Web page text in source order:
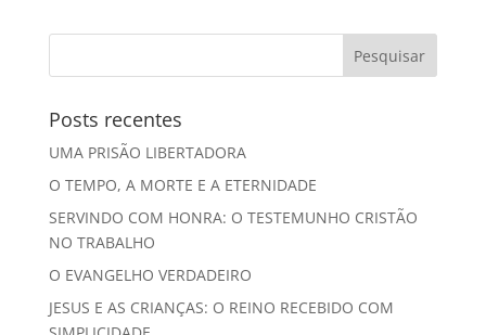
Posts recentes
UMA PRISÃO LIBERTADORA
O TEMPO, A MORTE E A ETERNIDADE
SERVINDO COM HONRA: O TESTEMUNHO CRISTÃO
NO TRABALHO
O EVANGELHO VERDADEIRO
JESUS E AS CRIANÇAS: O REINO RECEBIDO COM